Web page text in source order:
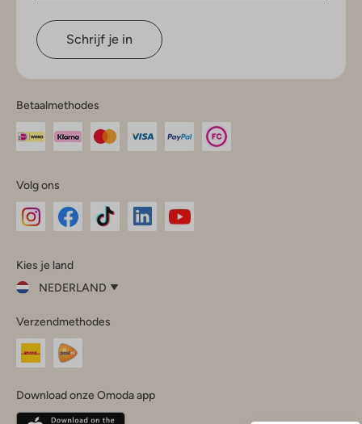
Schrijf je in
Betaalmethodes
Volg ons
InstagramFacebook
Kies je land
NEDERLAND
je
land
Nederland
Belgique(Français)
Verzendmethodes
Download onze Omoda app